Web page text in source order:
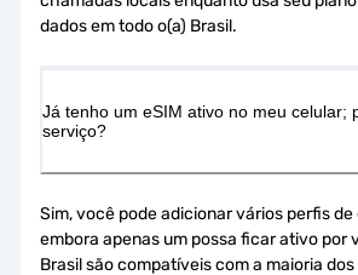
dados em todo o(a) Brasil.
Já tenho um eSIM ativo no meu celular;
serviço?
Sim, você pode adicionar vários perfis de
embora apenas um possa ficar ativo por
Brasil são compatíveis com a maioria